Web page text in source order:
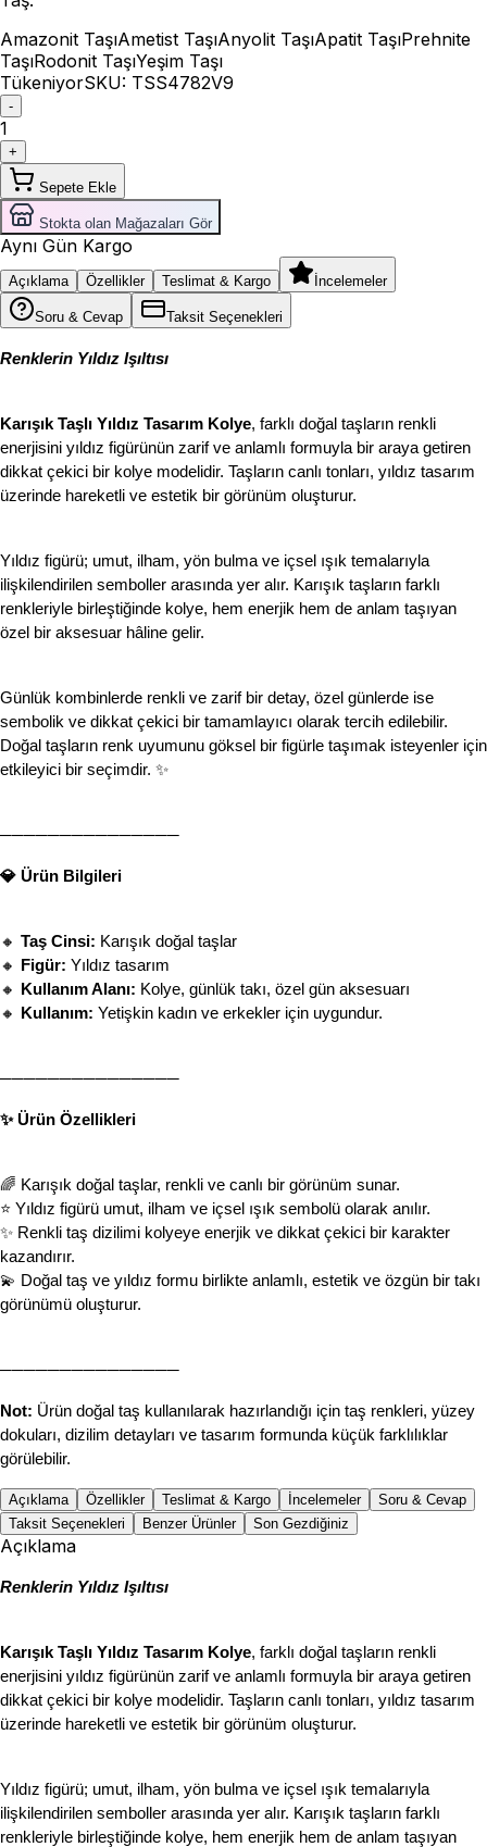
Amazonit TaşıAmetist TaşıAnyolit TaşıApatit TaşıPrehnite
TaşıRodonit TaşıYeşim Taşı
TükeniyorSKU: TSS4782V9
-
1
+
Sepete Ekle
Stokta olan Mağazaları Gör
Aynı Gün Kargo
Açıklama Özellikler Teslimat & Kargo İncelemeler
Soru & Cevap Taksit Seçenekleri
Renklerin Yıldız Işıltısı
Karışık Taşlı Yıldız Tasarım Kolye, farklı doğal taşların renkli
enerjisini yıldız figürünün zarif ve anlamlı formuyla bir araya getiren
dikkat çekici bir kolye modelidir. Taşların canlı tonları, yıldız tasarım
üzerinde hareketli ve estetik bir görünüm oluşturur.
Yıldız figürü; umut, ilham, yön bulma ve içsel ışık temalarıyla
ilişkilendirilen semboller arasında yer alır. Karışık taşların farklı
renkleriyle birleştiğinde kolye, hem enerjik hem de anlam taşıyan
özel bir aksesuar hâline gelir.
Günlük kombinlerde renkli ve zarif bir detay, özel günlerde ise
sembolik ve dikkat çekici bir tamamlayıcı olarak tercih edilebilir.
Doğal taşların renk uyumunu göksel bir figürle taşımak isteyenler için
etkileyici bir seçimdir. ✨
───────────────
💎 Ürün Bilgileri
🔸 Taş Cinsi: Karışık doğal taşlar
🔸
Figür: Yıldız tasarım
🔸
Kullanım Alanı: Kolye, günlük takı, özel gün aksesuarı
🔸
Kullanım: Yetişkin kadın ve erkekler için uygundur.
───────────────
✨ Ürün Özellikleri
🌈 Karışık doğal taşlar, renkli ve canlı bir görünüm sunar.
⭐ Yıldız figürü umut, ilham ve içsel ışık sembolü olarak anılır.
✨ Renkli taş dizilimi kolyeye enerjik ve dikkat çekici bir karakter
kazandırır.
💫 Doğal taş ve yıldız formu birlikte anlamlı, estetik ve özgün bir takı
görünümü oluşturur.
───────────────
Not: Ürün doğal taş kullanılarak hazırlandığı için taş renkleri, yüzey
dokuları, dizilim detayları ve tasarım formunda küçük farklılıklar
görülebilir.
Açıklama Özellikler Teslimat & Kargo İncelemeler
Soru & Cevap
Taksit Seçenekleri
Benzer Ürünler Son Gezdiğiniz
Açıklama
Renklerin Yıldız Işıltısı
Karışık Taşlı Yıldız Tasarım Kolye, farklı doğal taşların renkli
enerjisini yıldız figürünün zarif ve anlamlı formuyla bir araya getiren
dikkat çekici bir kolye modelidir. Taşların canlı tonları, yıldız tasarım
üzerinde hareketli ve estetik bir görünüm oluşturur.
Yıldız figürü; umut, ilham, yön bulma ve içsel ışık temalarıyla
ilişkilendirilen semboller arasında yer alır. Karışık taşların farklı
renkleriyle birleştiğinde kolye, hem enerjik hem de anlam taşıyan